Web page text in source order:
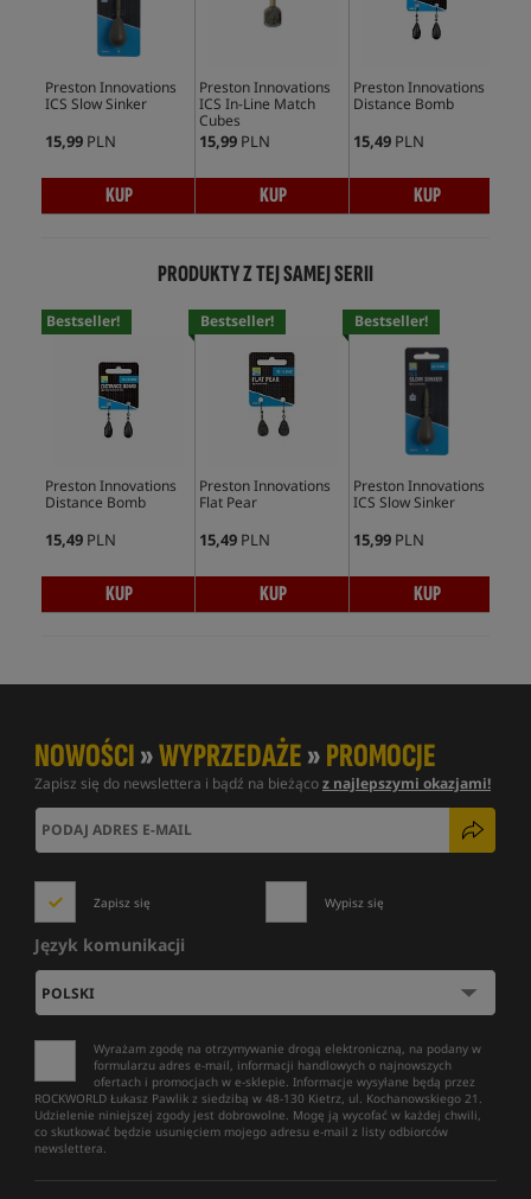
Preston Innovations
ICS Slow Sinker
15,99 PLN
KUP
Preston Innovations
ICS In-Line Match
Cubes
15,99 PLN
KUP
Preston Innovations
Distance Bomb
15,49 PLN
KUP
PRODUKTY Z TEJ SAMEJ SERII
Bestseller!
Preston Innovations
Distance Bomb
15,49 PLN
KUP
Bestseller!
Preston Innovations
Flat Pear
15,49 PLN
KUP
Bestseller!
Preston Innovations
ICS Slow Sinker
15,99 PLN
KUP
NOWOŚCI»WYPRZEDAŻE»PROMOCJE
Zapisz się do newslettera i bądź na bieżącoz najlepszymi okazjami!
Zapisz się Wypisz się
Język komunikacji
Wyrażam zgodę na otrzymywanie drogą elektroniczną, na podany w
formularzu adres e-mail, informacji handlowych o najnowszych
ofertach i promocjach w e-sklepie. Informacje wysyłane będą przez
ROCKWORLD Łukasz Pawlik z siedzibą w 48-130 Kietrz, ul. Kochanowskiego 21.
Udzielenie niniejszej zgody jest dobrowolne. Mogę ją wycofać w każdej chwili,
co skutkować będzie usunięciem mojego adresu e-mail z listy odbiorców
newslettera.